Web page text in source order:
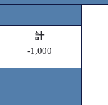
計
-1,000